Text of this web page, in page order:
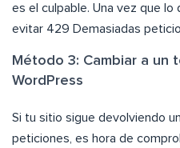
es el culpable. Una vez que lo
evitar 429 Demasiadas
Método 3: Cambiar a un
WordPress
Si tu sitio sigue devolviendo
peticiones, es hora de